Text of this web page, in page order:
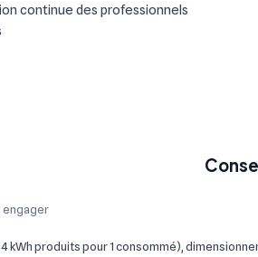
continue des professionnels
engager
kWh produits pour 1 consommé),